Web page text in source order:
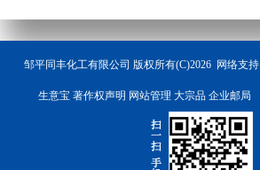
邹平同丰化工有限公司 版权所有(C)2026 网络支持
生意宝 著作权声明 网站管理 大宗品 企业邮局